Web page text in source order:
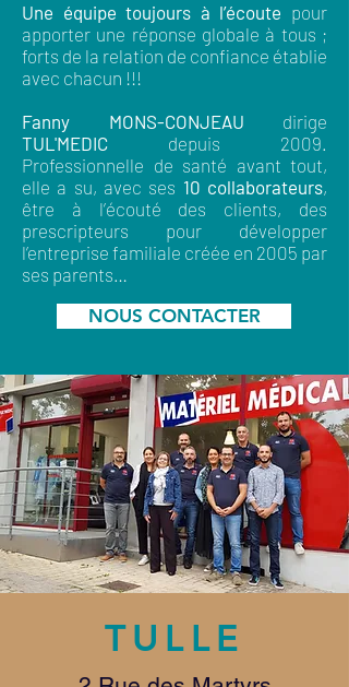
Une équipe toujours à l’écoute pour
apporter une réponse globale à tous ;
forts de la relation de confiance établie
avec chacun !!!
Fanny MONS-CONJEAU dirige
TUL'MEDIC depuis 2009.
Professionnelle de santé avant tout,
elle a su, avec ses 10 collaborateurs,
être à l’écouté des clients, des
prescripteurs pour développer
l’entreprise familiale créée en 2005 par
ses parents…
NOUS CONTACTER
TULLE